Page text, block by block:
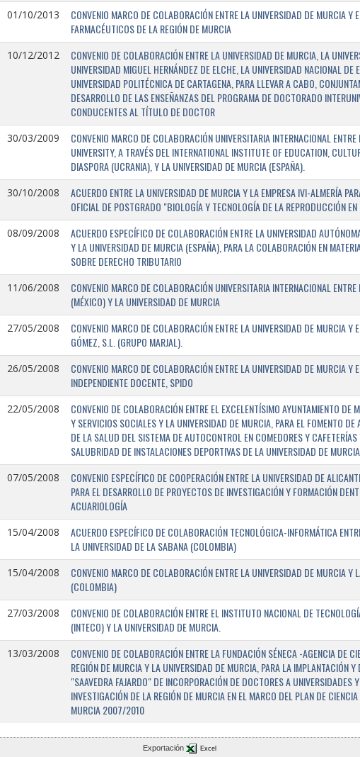
01/10/2013
CONVENIO MARCO DE COLABORACIÓN ENTRE LA UNIVERSIDAD DE MURCIA Y
FARMACÉUTICOS DE LA REGIÓN DE MURCIA
10/12/2012
CONVENIO DE COLABORACIÓN ENTRE LA UNIVERSIDAD DE MURCIA, LA
UNIVERSIDAD MIGUEL HERNÁNDEZ DE ELCHE, LA UNIVERSIDAD NACIONAL
UNIVERSIDAD POLITÉCNICA DE CARTAGENA, PARA LLEVAR A CABO,
DESARROLLO DE LAS ENSEÑANZAS DEL PROGRAMA DE DOCTORADO
CONDUCENTES AL TÍTULO DE DOCTOR
30/03/2009
CONVENIO MARCO DE COLABORACIÓN UNIVERSITARIA INTERNACIONAL
UNIVERSITY, A TRAVÉS DEL INTERNATIONAL INSTITUTE OF EDUCATION,
DIASPORA (UCRANIA), Y LA UNIVERSIDAD DE MURCIA (ESPAÑA).
30/10/2008
ACUERDO ENTRE LA UNIVERSIDAD DE MURCIA Y LA EMPRESA IVI-ALMERÍA
OFICIAL DE POSTGRADO "BIOLOGÍA Y TECNOLOGÍA DE LA REPRODUCCIÓN
08/09/2008
ACUERDO ESPECÍFICO DE COLABORACIÓN ENTRE LA UNIVERSIDAD
Y LA UNIVERSIDAD DE MURCIA (ESPAÑA), PARA LA COLABORACIÓN EN
SOBRE DERECHO TRIBUTARIO
11/06/2008
CONVENIO MARCO DE COLABORACIÓN UNIVERSITARIA INTERNACIONAL
(MÉXICO) Y LA UNIVERSIDAD DE MURCIA
27/05/2008
CONVENIO MARCO DE COLABORACIÓN ENTRE LA UNIVERSIDAD DE MURCIA Y
GÓMEZ, S.L. (GRUPO MARJAL).
26/05/2008
CONVENIO MARCO DE COLABORACIÓN ENTRE LA UNIVERSIDAD DE MURCIA Y
INDEPENDIENTE DOCENTE, SPIDO
22/05/2008
CONVENIO DE COLABORACIÓN ENTRE EL EXCELENTÍSIMO AYUNTAMIENTO DE
Y SERVICIOS SOCIALES Y LA UNIVERSIDAD DE MURCIA, PARA EL FOMENTO
DE LA SALUD DEL SISTEMA DE AUTOCONTROL EN COMEDORES Y
SALUBRIDAD DE INSTALACIONES DEPORTIVAS DE LA UNIVERSIDAD DE MURCIA
07/05/2008
CONVENIO ESPECÍFICO DE COOPERACIÓN ENTRE LA UNIVERSIDAD DE
PARA EL DESARROLLO DE PROYECTOS DE INVESTIGACIÓN Y FORMACIÓN
ACUARIOLOGÍA
15/04/2008
ACUERDO ESPECÍFICO DE COLABORACIÓN TECNOLÓGICA-INFORMÁTICA
LA UNIVERSIDAD DE LA SABANA (COLOMBIA)
15/04/2008
CONVENIO MARCO DE COLABORACIÓN ENTRE LA UNIVERSIDAD DE MURCIA Y
(COLOMBIA)
27/03/2008
CONVENIO DE COLABORACIÓN ENTRE EL INSTITUTO NACIONAL DE
(INTECO) Y LA UNIVERSIDAD DE MURCIA.
13/03/2008
CONVENIO DE COLABORACIÓN ENTRE LA FUNDACIÓN SÉNECA -AGENCIA DE
REGIÓN DE MURCIA Y LA UNIVERSIDAD DE MURCIA, PARA LA IMPLANTACIÓN
"SAAVEDRA FAJARDO" DE INCORPORACIÓN DE DOCTORES A UNIVERSIDADES
INVESTIGACIÓN DE LA REGIÓN DE MURCIA EN EL MARCO DEL PLAN DE
MURCIA 2007/2010
Exportación Excel